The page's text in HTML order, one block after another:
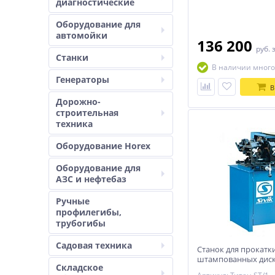
Оборудование для
автомойки
Станки
Генераторы
Дорожно-
строительная
техника
Оборудование Horex
Оборудование для
АЗС и нефтебаз
Ручные
профилегибы,
трубогибы
Садовая техника
Складское
136 200 руб.
В наличии много
Станок для
штампованных
16, (в-550д) СИВИК